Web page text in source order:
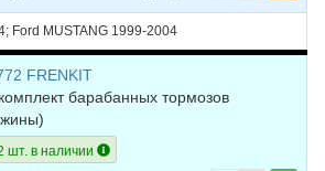
Ford MUSTANG 1999-2004
FRENKIT
барабанных тормозов
шт. в наличии